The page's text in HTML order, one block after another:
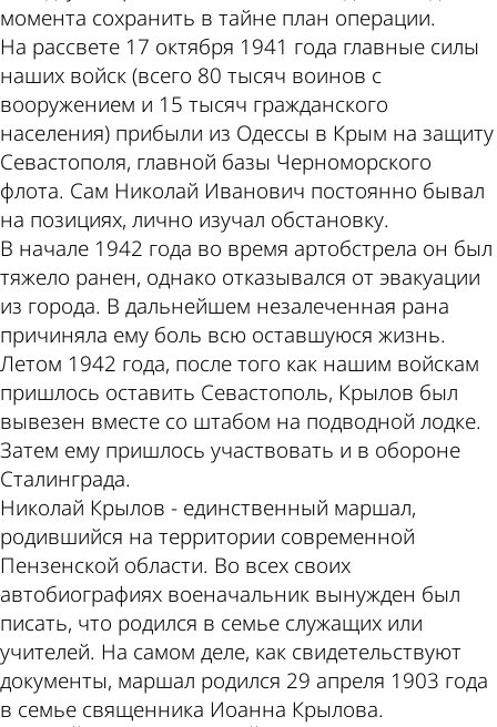
момента сохранить в тайне план операции.
На рассвете 17 октября 1941 года главные силы
наших войск (всего 80 тысяч воинов с
вооружением и 15 тысяч гражданского
населения) прибыли из Одессы в Крым на защиту
Севастополя, главной базы Черноморского
флота. Сам Николай Иванович постоянно бывал
на позициях, лично изучал обстановку.
В начале 1942 года во время артобстрела он был
тяжело ранен, однако отказывался от эвакуации
из города. В дальнейшем незалеченная рана
причиняла ему боль всю оставшуюся жизнь.
Летом 1942 года, после того как нашим войскам
пришлось оставить Севастополь, Крылов был
вывезен вместе со штабом на подводной лодке.
Затем ему пришлось участвовать и в обороне
Сталинграда.
Николай Крылов - единственный маршал,
родившийся на территории современной
Пензенской области. Во всех своих
автобиографиях военачальник вынужден был
писать, что родился в семье служащих или
учителей. На самом деле, как свидетельствуют
документы, маршал родился 29 апреля 1903 года
в семье священника Иоанна Крылова.